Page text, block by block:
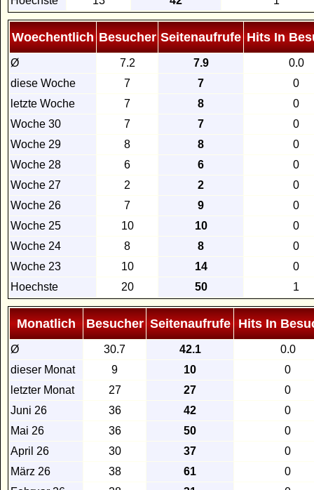
Woechentlich Besucher Seitenaufrufe Hits In
Ø 7.2 7.9
0.0
diese Woche
7 7
0
letzte Woche
7 8
0
Woche 30
7 7
0
Woche 29
8 8
0
Woche 28
6 6
0
Woche 27
2 2
0
Woche 26
7 9
0
Woche 25
10 10
0
Woche 24
8 8
0
Woche 23
10 14
0
Hoechste
20 50 1
Monatlich Besucher Seitenaufrufe Hits In
Ø 30.7 42.1
0.0
dieser Monat
9 10
0
letzter Monat
27 27
0
Juni 26
36 42
0
Mai 26
36 50
0
April 26
30 37
0
März 26
38 61
0